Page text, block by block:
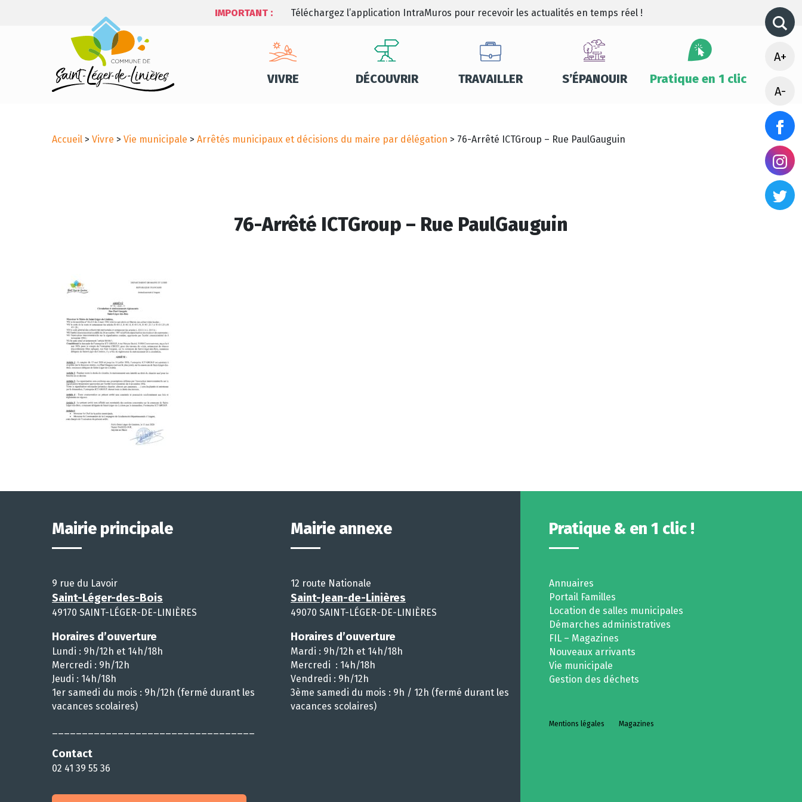
IMPORTANT : Téléchargez l’application IntraMuros pour recevoir les actualités en temps réel !
VIVRE DÉCOUVRIR TRAVAILLER S’ÉPANOUIR Pratique en 1 clic
A+
A-
Accueil > Vivre > Vie municipale > Arrêtés municipaux et décisions du maire par délégation > 76-Arrêté ICTGroup – Rue PaulGauguin
76-Arrêté ICTGroup – Rue PaulGauguin
Mairie principale
9 rue du Lavoir
Saint-Léger-des-Bois
49170 SAINT-LÉGER-DE-LINIÈRES
Horaires d’ouverture
Lundi : 9h/12h et 14h/18h
Mercredi : 9h/12h
Jeudi : 14h/18h
1er samedi du mois : 9h/12h (fermé durant les
vacances scolaires)
Contact
02 41 39 55 36
Mairie annexe
12 route Nationale
Saint-Jean-de-Linières
49070 SAINT-LÉGER-DE-LINIÈRES
Horaires d’ouverture
Mardi : 9h/12h et 14h/18h
Mercredi : 14h/18h
Vendredi : 9h/12h
3ème samedi du mois : 9h / 12h (fermé durant les
vacances scolaires)
Pratique & en 1 clic !
Annuaires
Portail Familles
Location de salles municipales
Démarches administratives
FIL – Magazines
Nouveaux arrivants
Vie municipale
Gestion des déchets
Mentions légales Magazines